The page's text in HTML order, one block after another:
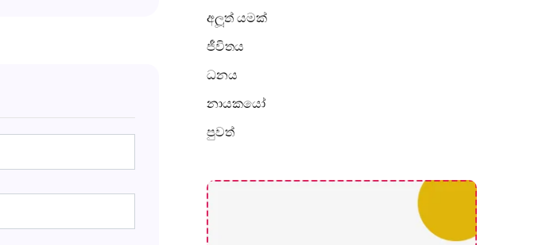
අලූත් යමක්
ජීවිතය
ධනය
නායකයෝ
පුවත්